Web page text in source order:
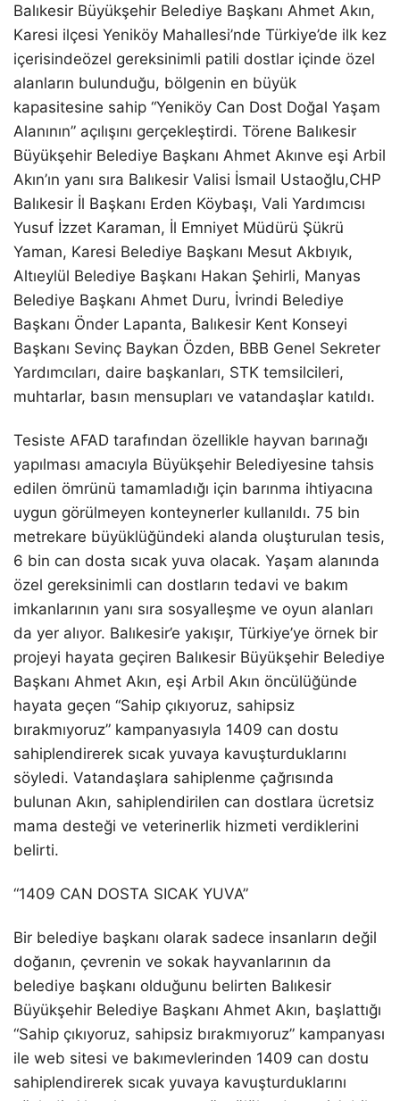
Balıkesir Büyükşehir Belediye Başkanı Ahmet Akın,
Karesi ilçesi Yeniköy Mahallesi’nde Türkiye’de ilk kez
içerisindeözel gereksinimli patili dostlar içinde özel
alanların bulunduğu, bölgenin en büyük
kapasitesine sahip “Yeniköy Can Dost Doğal Yaşam
Alanının” açılışını gerçekleştirdi. Törene Balıkesir
Büyükşehir Belediye Başkanı Ahmet Akınve eşi Arbil
Akın’ın yanı sıra Balıkesir Valisi İsmail Ustaoğlu,CHP
Balıkesir İl Başkanı Erden Köybaşı, Vali Yardımcısı
Yusuf İzzet Karaman, İl Emniyet Müdürü Şükrü
Yaman, Karesi Belediye Başkanı Mesut Akbıyık,
Altıeylül Belediye Başkanı Hakan Şehirli, Manyas
Belediye Başkanı Ahmet Duru, İvrindi Belediye
Başkanı Önder Lapanta, Balıkesir Kent Konseyi
Başkanı Sevinç Baykan Özden, BBB Genel Sekreter
Yardımcıları, daire başkanları, STK temsilcileri,
muhtarlar, basın mensupları ve vatandaşlar katıldı.
Tesiste AFAD tarafından özellikle hayvan barınağı
yapılması amacıyla Büyükşehir Belediyesine tahsis
edilen ömrünü tamamladığı için barınma ihtiyacına
uygun görülmeyen konteynerler kullanıldı. 75 bin
metrekare büyüklüğündeki alanda oluşturulan tesis,
6 bin can dosta sıcak yuva olacak. Yaşam alanında
özel gereksinimli can dostların tedavi ve bakım
imkanlarının yanı sıra sosyalleşme ve oyun alanları
da yer alıyor. Balıkesir’e yakışır, Türkiye’ye örnek bir
projeyi hayata geçiren Balıkesir Büyükşehir Belediye
Başkanı Ahmet Akın, eşi Arbil Akın öncülüğünde
hayata geçen “Sahip çıkıyoruz, sahipsiz
bırakmıyoruz” kampanyasıyla 1409 can dostu
sahiplendirerek sıcak yuvaya kavuşturduklarını
söyledi. Vatandaşlara sahiplenme çağrısında
bulunan Akın, sahiplendirilen can dostlara ücretsiz
mama desteği ve veterinerlik hizmeti verdiklerini
belirti.
“1409 CAN DOSTA SICAK YUVA”
Bir belediye başkanı olarak sadece insanların değil
doğanın, çevrenin ve sokak hayvanlarının da
belediye başkanı olduğunu belirten Balıkesir
Büyükşehir Belediye Başkanı Ahmet Akın, başlattığı
“Sahip çıkıyoruz, sahipsiz bırakmıyoruz” kampanyası
ile web sitesi ve bakımevlerinden 1409 can dostu
sahiplendirerek sıcak yuvaya kavuşturduklarını